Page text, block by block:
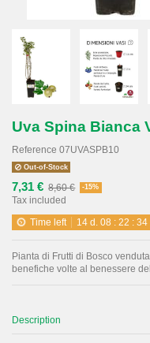
Uva Spina Bianca
Reference 07UVASPB10
Out-of-Stock
7,31 € 8,60 € -15%
Tax included
Time left
14 d. 08 :22 :34
Pianta di Frutti di Bosco
benefiche volte al benessere
Description